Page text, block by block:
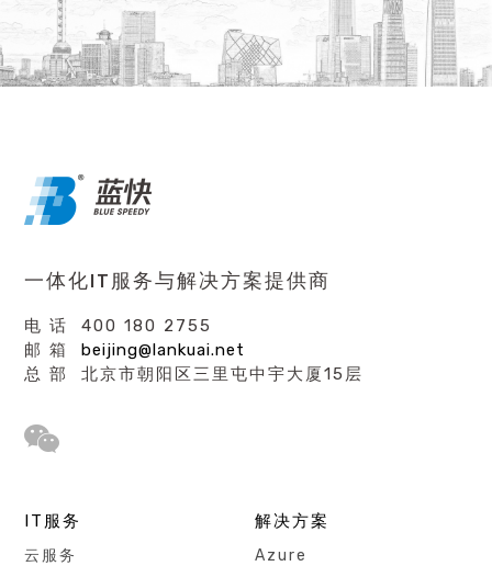
一体化IT服务与解决方案提供商
电 话 400 180 2755
邮 箱beijing@lankuai.net
总 部 北京市朝阳区三里屯中宇大厦15层
IT服务
云服务
解决方案
Azure